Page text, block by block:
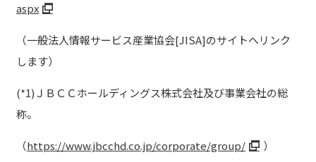
aspx
（一般法人情報サービス産業協会[JISA]のサイトへリンク
します）
(*1)ＪＢＣＣホールディングス株式会社及び事業会社の総
称。
（https://www.jbcchd.co.jp/corporate/group/ ）